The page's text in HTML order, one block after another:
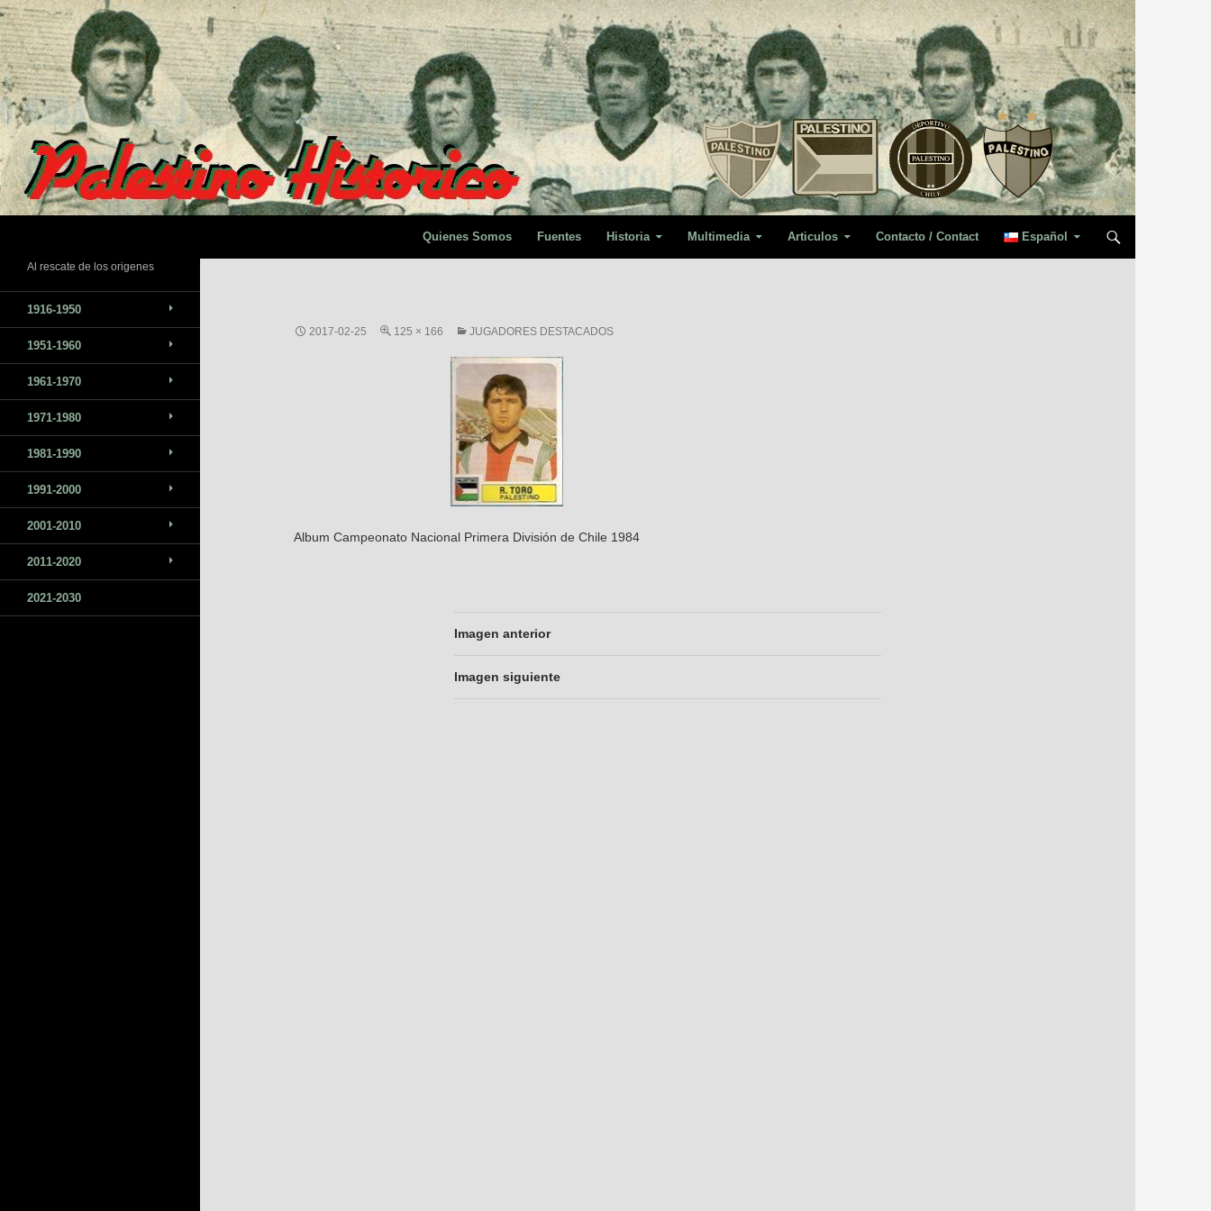
Saltar
al
contenido
Quienes Somos Fuentes Historia Multimedia Articulos Contacto / Contact Español
2017-02-25 125 × 166 JUGADORES DESTACADOS
Album Campeonato Nacional Primera División de Chile 1984
Imagen anterior
Imagen siguiente
Al rescate de los origenes
1916-1950
1951-1960
1961-1970
1971-1980
1981-1990
1991-2000
2001-2010
2011-2020
2021-2030